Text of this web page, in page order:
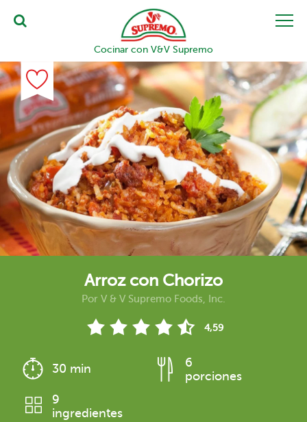
Cocinar con V&V Supremo
Arroz con Chorizo
Por V & V Supremo Foods, Inc.
4,59
30 min
6
porciones
9
ingredientes